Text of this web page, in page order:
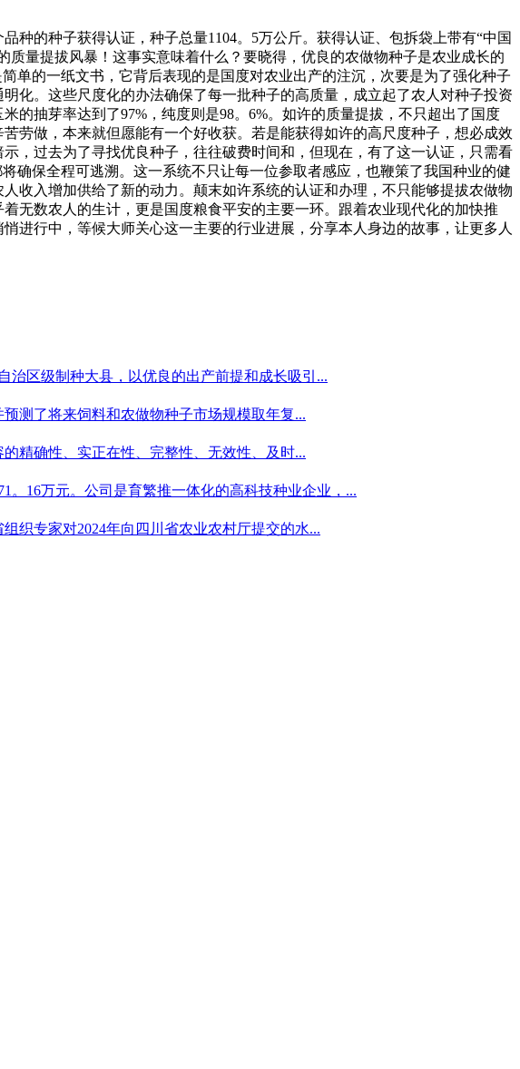
的种子获得认证，种子总量1104。5万公斤。获得认证、包拆袋上带有“中国
量提拔风暴！这事实意味着什么？要晓得，优良的农做物种子是农业成长的
单的一纸文书，它背后表现的是国度对农业出产的注沉，次要是为了强化种子
化。这些尺度化的办法确保了每一批种子的高质量，成立起了农人对种子投资
的抽芽率达到了97%，纯度则是98。6%。如许的质量提拔，不只超出了国度
劳做，本来就但愿能有一个好收获。若是能获得如许的高尺度种子，想必成效
，过去为了寻找优良种子，往往破费时间和，但现在，有了这一认证，只需看
确保全程可逃溯。这一系统不只让每一位参取者感应，也鞭策了我国种业的健
收入增加供给了新的动力。颠末如许系统的认证和办理，不只能够提拔农做物
无数农人的生计，更是国度粮食平安的主要一环。跟着农业现代化的加快推
进行中，等候大师关心这一主要的行业进展，分享本人身边的故事，让更多人
治区级制种大县，以优良的出产前提和成长吸引...
测了将来饲料和农做物种子市场规模取年复...
精确性、实正在性、完整性、无效性、及时...
。16万元。公司是育繁推一体化的高科技种业企业，...
织专家对2024年向四川省农业农村厅提交的水...